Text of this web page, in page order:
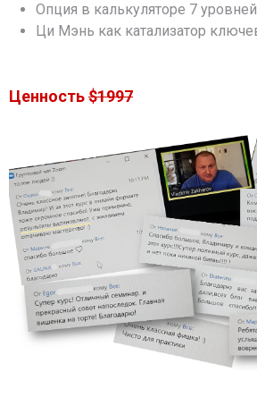
Опция в калькуляторе 7 уровней
Ци Мэнь как катализатор
Ценность$1997